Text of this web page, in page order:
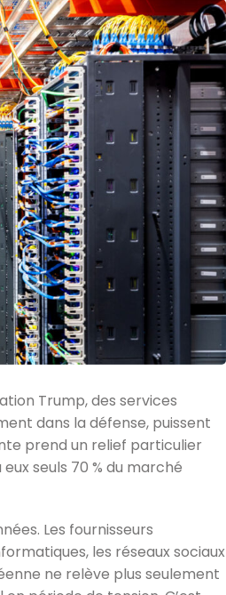
Trump, des services
dans la défense, puissent
prend un relief particulier
seuls 70 % du marché
Les fournisseurs
les réseaux sociaux
ne relève plus seulement